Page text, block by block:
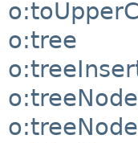
o:tree
o:treeNode